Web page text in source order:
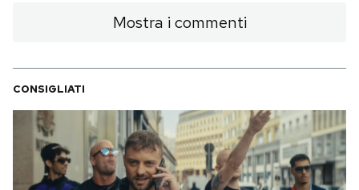
Mostra i commenti
CONSIGLIATI